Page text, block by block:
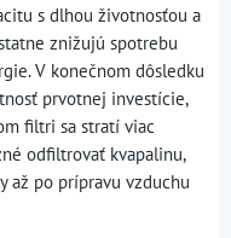
s dlhou životnosťou a
znižujú spotrebu
V konečnom dôsledku
prvotnej investície,
filtri sa stratí viac
odfiltrovať kvapalinu,
až po prípravu vzduchu